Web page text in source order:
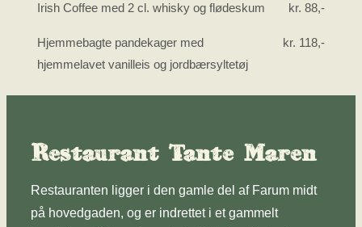
Irish Coffee​ med 2 cl. whisky og flødeskum kr. 88,-
Hjemmebagte pandekager med
hjemmelavet vanilleis og jordbærsyltetøj
kr. 118,-
Restaurant Tante Maren
Restauranten ligger i den gamle del af Farum midt
på hovedgaden, og er indrettet i et gammelt